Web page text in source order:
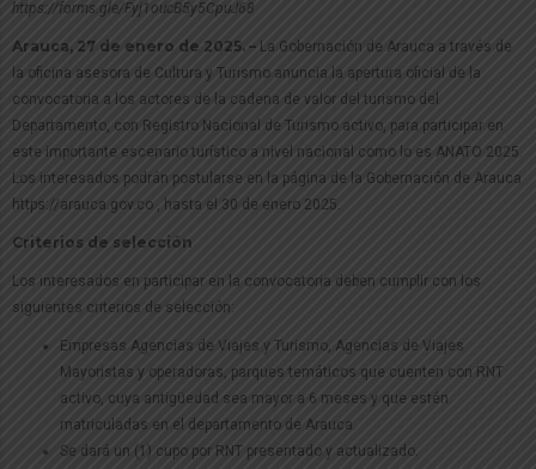
https://forms.gle/Fyj1oucB5y5CpuJ68
Arauca, 27 de enero de 2025. – La Gobernación de Arauca a través de
la oficina asesora de Cultura y Turismo anuncia la apertura oficial de la
convocatoria a los actores de la cadena de valor del turismo del
Departamento, con Registro Nacional de Turismo activo, para participar en
este importante escenario turístico a nivel nacional como lo es ANATO 2025.
Los interesados podrán postularse en la página de la Gobernación de Arauca
https://arauca.gov.co , hasta el 30 de enero 2025.
Criterios de selección
Los interesados en participar en la convocatoria deben cumplir con los
siguientes criterios de selección:
Empresas Agencias de Viajes y Turismo, Agencias de Viajes
Mayoristas y operadoras, parques temáticos que cuenten con RNT
activo, cuya antigüedad sea mayor a 6 meses y que estén
matriculadas en el departamento de Arauca.
Se dará un (1) cupo por RNT presentado y actualizado.